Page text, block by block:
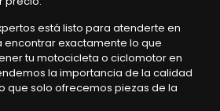
está listo para atenderte en
encontrar exactamente lo que
tu motocicleta o ciclomotor en
la importancia de la calidad
que solo ofrecemos piezas de la